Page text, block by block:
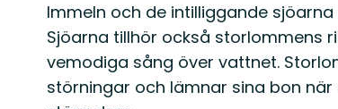
Immeln och de intilliggande
Sjöarna tillhör också storlommens
vemodiga sång över vattnet.
störningar och lämnar sina bon